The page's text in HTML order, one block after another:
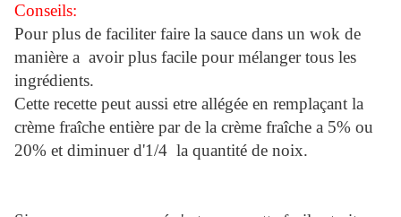
Conseils:
Pour plus de faciliter faire la sauce dans un wok de
manière a avoir plus facile pour mélanger tous les
ingrédients.
Cette recette peut aussi etre allégée en remplaçant la
crème fraîche entière par de la crème fraîche a 5% ou
20% et diminuer d'1/4 la quantité de noix.